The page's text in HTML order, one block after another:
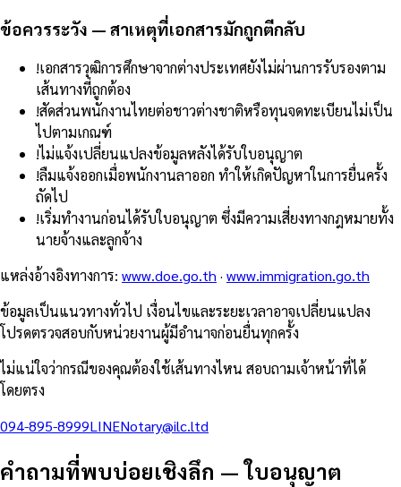
ข้อควรระวัง — สาเหตุที่เอกสารมักถูกตีกลับ
!เอกสารวุฒิการศึกษาจากต่างประเทศยังไม่ผ่านการรับรองตาม
เส้นทางที่ถูกต้อง
!สัดส่วนพนักงานไทยต่อชาวต่างชาติหรือทุนจดทะเบียนไม่เป็น
ไปตามเกณฑ์
!ไม่แจ้งเปลี่ยนแปลงข้อมูลหลังได้รับใบอนุญาต
!ลืมแจ้งออกเมื่อพนักงานลาออก ทำให้เกิดปัญหาในการยื่นครั้ง
ถัดไป
!เริ่มทำงานก่อนได้รับใบอนุญาต ซึ่งมีความเสี่ยงทางกฎหมายทั้ง
นายจ้างและลูกจ้าง
แหล่งอ้างอิงทางการ: www.doe.go.th · www.immigration.go.th
ข้อมูลเป็นแนวทางทั่วไป เงื่อนไขและระยะเวลาอาจเปลี่ยนแปลง
โปรดตรวจสอบกับหน่วยงานผู้มีอำนาจก่อนยื่นทุกครั้ง
ไม่แน่ใจว่ากรณีของคุณต้องใช้เส้นทางไหน สอบถามเจ้าหน้าที่ได้
โดยตรง
094-895-8999LINENotary@ilc.ltd
คำถามที่พบบ่อยเชิงลึก —ใบอนุญาต